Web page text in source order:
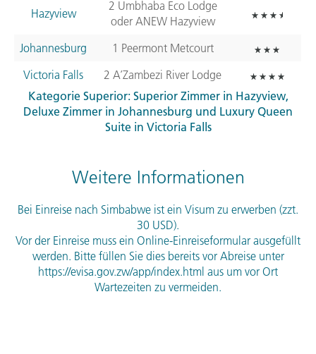
Hazyview
2 Umbhaba Eco Lodge
oder ANEWHazyview
Johannesburg
1 Peermont Metcourt
Victoria Falls
2 A’Zambezi River Lodge
Kategorie Superior: Superior Zimmer in Hazyview,
Deluxe Zimmer in Johannesburg und Luxury Queen
Suite in Victoria Falls
Weitere Informationen
Bei Einreise nach Simbabwe ist ein Visum zu erwerben (zzt.
30 USD).
Vor der Einreise muss ein Online-Einreiseformular ausgefüllt
werden. Bitte füllen Sie dies bereits vor Abreise unter
https://evisa.gov.zw/app/index.html aus um vor Ort
Wartezeiten zu vermeiden.